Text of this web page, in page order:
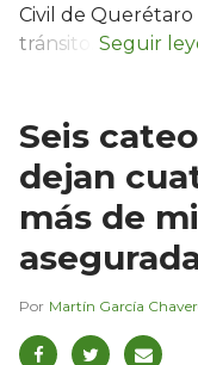
Civil de Querétaro
tránsito.
Seis
dejan
más de
Martín García